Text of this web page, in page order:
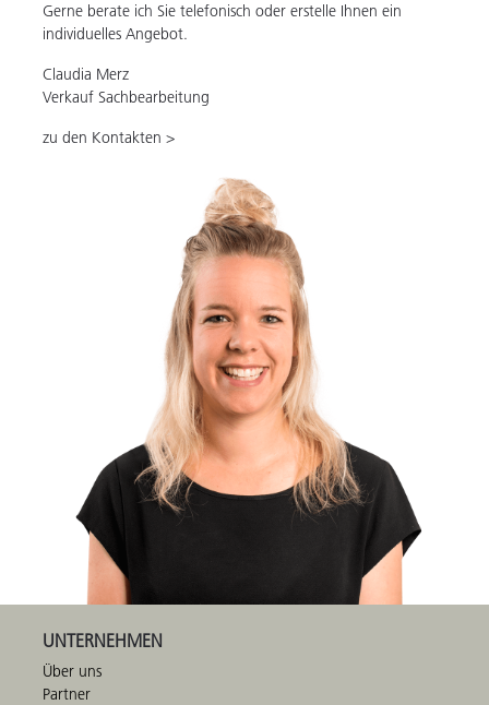
Gerne berate ich Sie telefonisch oder erstelle Ihnen ein
individuelles Angebot.
Claudia Merz
Verkauf Sachbearbeitung
zu den Kontakten >
UNTERNEHMEN
Über uns
Partner